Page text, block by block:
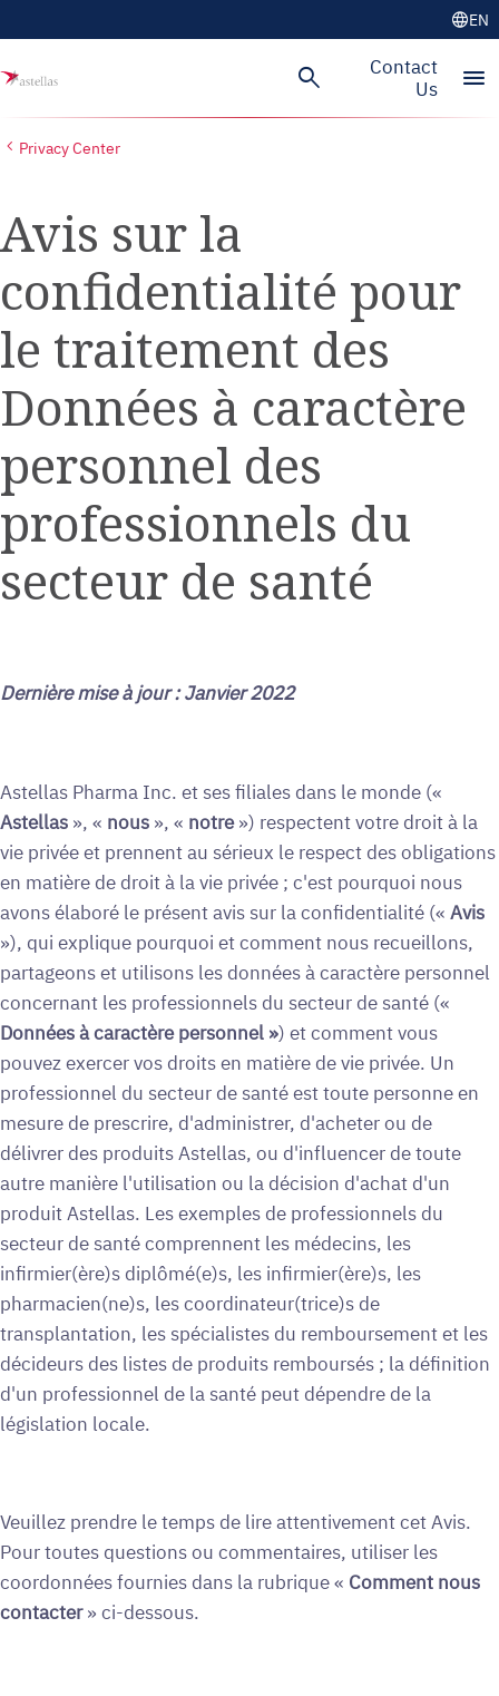
languageEN
search
Contact
Us
menu
Privacy Center
Avis sur la
confidentialité pour
le traitement des
Données à caractère
personnel des
professionnels du
secteur de santé
Dernière mise à jour : Janvier 2022
Astellas Pharma Inc. et ses filiales dans le monde («
Astellas », « nous », « notre») respectent votre droit à la
vie privée et prennent au sérieux le respect des obligations
en matière de droit à la vie privée ; c'est pourquoi nous
avons élaboré le présent avis sur la confidentialité (« Avis
»), qui explique pourquoi et comment nous recueillons,
partageons et utilisons les données à caractère personnel
concernant les professionnels du secteur de santé («
Données à caractère personnel ») et comment vous
pouvez exercer vos droits en matière de vie privée. Un
professionnel du secteur de santé est toute personne en
mesure de prescrire, d'administrer, d'acheter ou de
délivrer des produits Astellas, ou d'influencer de toute
autre manière l'utilisation ou la décision d'achat d'un
produit Astellas. Les exemples de professionnels du
secteur de santé comprennent les médecins, les
infirmier(ère)s diplômé(e)s, les infirmier(ère)s, les
pharmacien(ne)s, les coordinateur(trice)s de
transplantation, les spécialistes du remboursement et les
décideurs des listes de produits remboursés ; la définition
d'un professionnel de la santé peut dépendre de la
législation locale.
Veuillez prendre le temps de lire attentivement cet Avis.
Pour toutes questions ou commentaires, utiliser les
coordonnées fournies dans la rubrique « Comment nous
contacter» ci-dessous.